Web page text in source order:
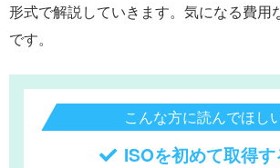
形式で解説していきます。気になる費用
です。
こんな方に読んでほし
ISOを初めて取得